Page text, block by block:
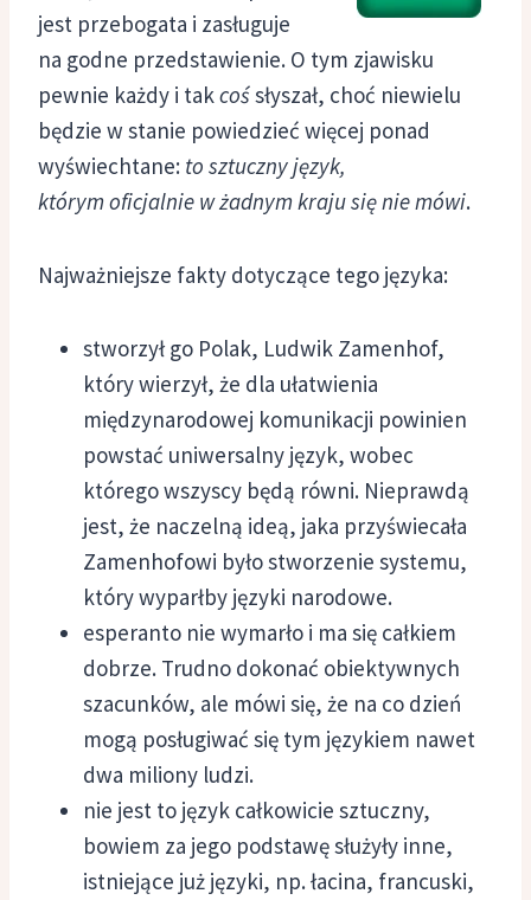
jest przebogata i zasługuje
na godne przedstawienie. O tym zjawisku
pewnie każdy i takcośsłyszał, choć niewielu
będzie w stanie powiedzieć więcej ponad
wyświechtane: to sztuczny język,
którym oficjalnie w żadnym kraju się nie mówi.
Najważniejsze fakty dotyczące tego języka:
stworzył go Polak, Ludwik Zamenhof,
który wierzył, że dla ułatwienia
międzynarodowej komunikacji powinien
powstać uniwersalny język, wobec
którego wszyscy będą równi. Nieprawdą
jest, że naczelną ideą, jaka przyświecała
Zamenhofowi było stworzenie systemu,
który wyparłby języki narodowe.
esperanto nie wymarło i ma się całkiem
dobrze. Trudno dokonać obiektywnych
szacunków, ale mówi się, że na co dzień
mogą posługiwać się tym językiem nawet
dwa miliony ludzi.
nie jest to język całkowicie sztuczny,
bowiem za jego podstawę służyły inne,
istniejące już języki, np. łacina, francuski,